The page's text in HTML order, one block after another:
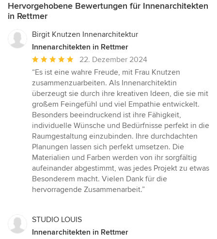
Hervorgehobene Bewertungen für Innenarchitekten
in Rettmer
Birgit Knutzen Innenarchitektur
Innenarchitekten in Rettmer
Durchschnittliche
Bewertung:
5
von
5
Sternen
22. Dezember 2024
“Es ist eine wahre Freude, mit Frau Knutzen
zusammenzuarbeiten. Als Innenarchitektin
überzeugt sie durch ihre kreativen Ideen, die sie mit
großem Feingefühl und viel Empathie entwickelt.
Besonders beeindruckend ist ihre Fähigkeit,
individuelle Wünsche und Bedürfnisse perfekt in die
Raumgestaltung einzubinden. Ihre durchdachten
Planungen lassen sich perfekt umsetzen. Die
Materialien und Farben werden von ihr sorgfältig
aufeinander abgestimmt, was jedes Projekt zu etwas
Besonderem macht. Vielen Dank für die
hervorragende Zusammenarbeit.”
STUDIO LOUIS
Innenarchitekten in Rettmer